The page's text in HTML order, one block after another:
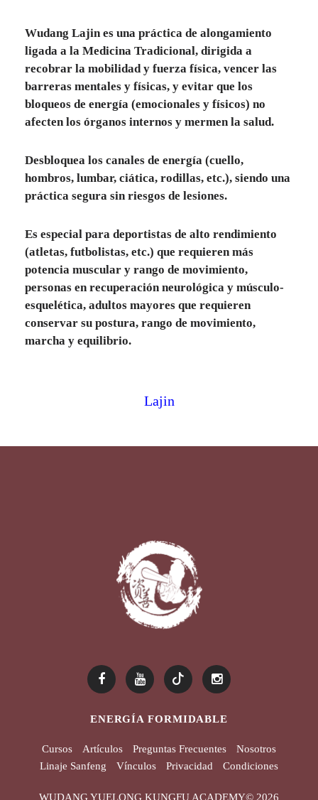
Wudang Lajin es una práctica de alongamiento
ligada a la Medicina Tradicional, dirigida a
recobrar la mobilidad y fuerza física, vencer las
barreras mentales y físicas, y evitar que los
bloqueos de energía (emocionales y físicos) no
afecten los órganos internos y mermen la salud.
Desbloquea los canales de energía (cuello,
hombros, lumbar, ciática, rodillas, etc.), siendo una
práctica segura sin riesgos de lesiones.
Es especial para deportistas de alto rendimiento
(atletas, futbolistas, etc.) que requieren más
potencia muscular y rango de movimiento,
personas en recuperación neurológica y músculo-
esquelética, adultos mayores que requieren
conservar su postura, rango de movimiento,
marcha y equilibrio.
Lajin
ENERGÍA FORMIDABLE
Cursos Artículos Preguntas Frecuentes
Nosotros
Linaje Sanfeng
Vínculos Privacidad Condiciones
WUDANG YUELONG KUNGFU ACADEMY© 2026